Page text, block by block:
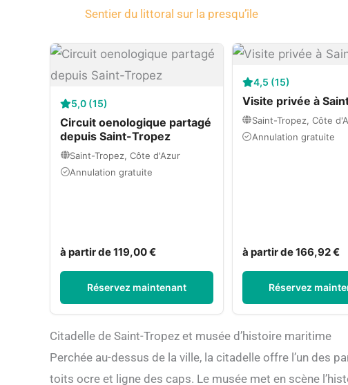
Sentier du littoral sur la presqu’île
5,0 (15)
Circuit oenologique partagé
depuis Saint-Tropez
Saint-Tropez, Côte d'Azur
Annulation gratuite
à partir de 119,00 €
Réservez maintenant
4,5 (15)
Visite privée à
Saint-Tropez, Côte
Annulation gratuite
à partir de 166,92 €
Réservez
Citadelle de Saint-Tropez et musée d’histoire maritime
Perchée au-dessus de la ville, la citadelle offre l’un des
toits ocre et ligne des caps. Le musée met en scène